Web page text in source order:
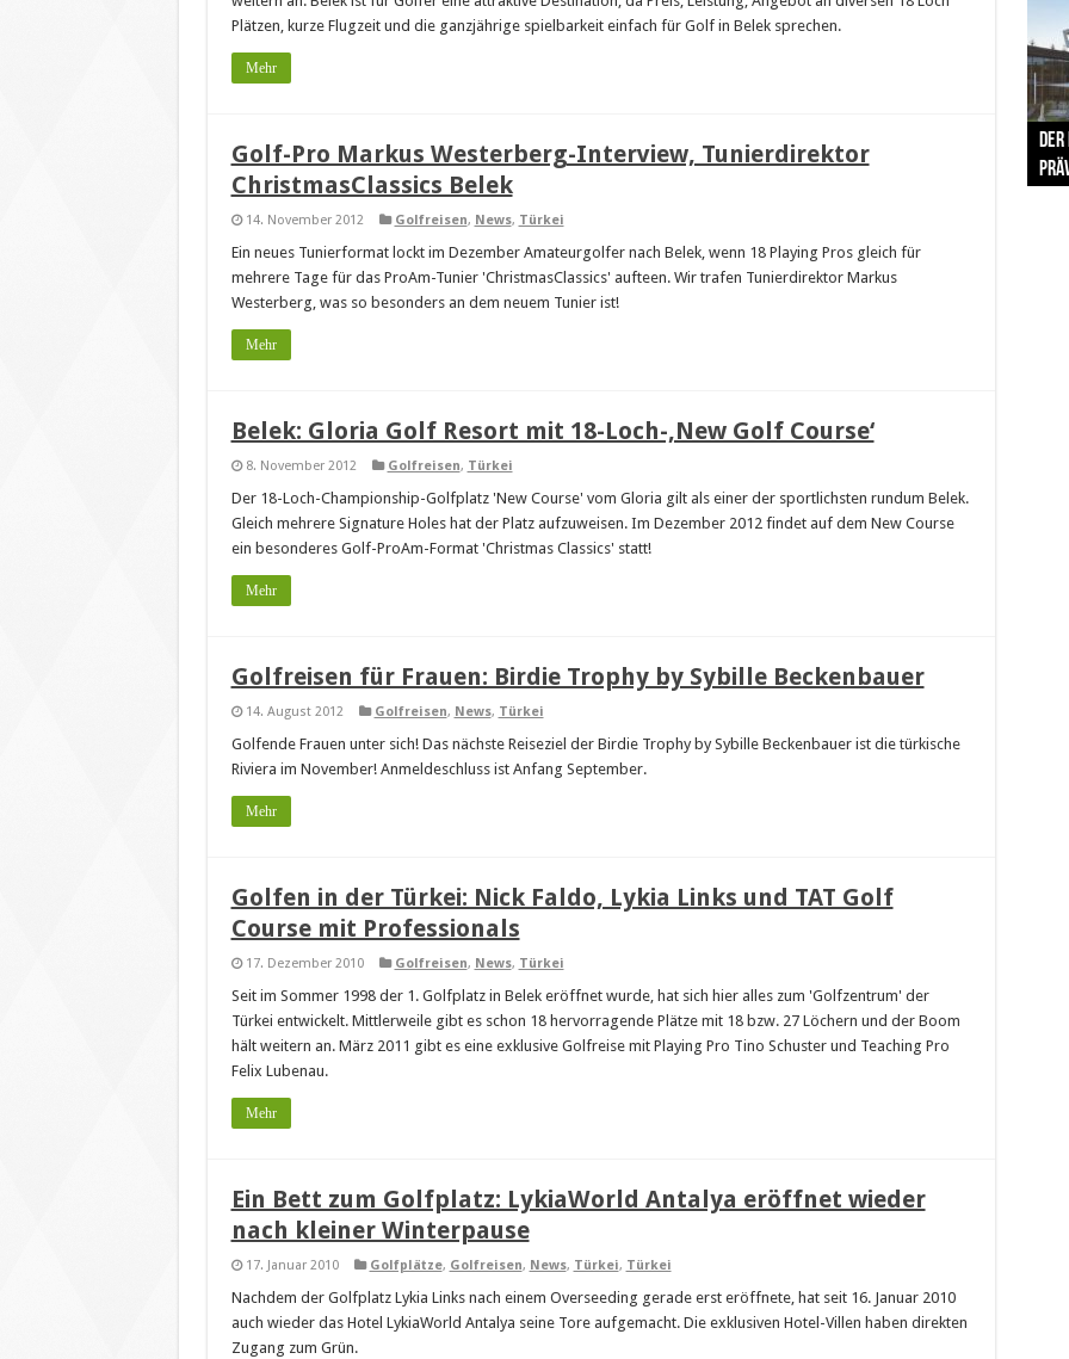
Plätzen, kurze Flugzeit und die ganzjährige spielbarkeit einfach für Golf in Belek sprechen.
Mehr
Golf-Pro Markus Westerberg-Interview, Tunierdirektor
ChristmasClassics Belek
14. November 2012 Golfreisen, News, Türkei
Ein neues Tunierformat lockt im Dezember Amateurgolfer nach Belek, wenn 18 Playing Pros gleich für
mehrere Tage für das ProAm-Tunier 'ChristmasClassics' aufteen. Wir trafen Tunierdirektor Markus
Westerberg, was so besonders an dem neuem Tunier ist!
Mehr
Belek: Gloria Golf Resort mit 18-Loch-‚New Golf Course‘
8. November 2012 Golfreisen, Türkei
Der 18-Loch-Championship-Golfplatz 'New Course' vom Gloria gilt als einer der sportlichsten rundum Belek.
Gleich mehrere Signature Holes hat der Platz aufzuweisen. Im Dezember 2012 findet auf dem New Course
ein besonderes Golf-ProAm-Format 'Christmas Classics' statt!
Mehr
Golfreisen für Frauen: Birdie Trophy by Sybille Beckenbauer
14. August 2012 Golfreisen, News, Türkei
Golfende Frauen unter sich! Das nächste Reiseziel der Birdie Trophy by Sybille Beckenbauer ist die türkische
Riviera im November! Anmeldeschluss ist Anfang September.
Mehr
Golfen in der Türkei: Nick Faldo, Lykia Links und TAT Golf
Course mit Professionals
17. Dezember 2010 Golfreisen, News, Türkei
Seit im Sommer 1998 der 1. Golfplatz in Belek eröffnet wurde, hat sich hier alles zum 'Golfzentrum' der
Türkei entwickelt. Mittlerweile gibt es schon 18 hervorragende Plätze mit 18 bzw. 27 Löchern und der Boom
hält weitern an. März 2011 gibt es eine exklusive Golfreise mit Playing Pro Tino Schuster und Teaching Pro
Felix Lubenau.
Mehr
Ein Bett zum Golfplatz: LykiaWorld Antalya eröffnet wieder
nach kleiner Winterpause
17. Januar 2010 Golfplätze, Golfreisen, News, Türkei, Türkei
Nachdem der Golfplatz Lykia Links nach einem Overseeding gerade erst eröffnete, hat seit 16. Januar 2010
auch wieder das Hotel LykiaWorld Antalya seine Tore aufgemacht. Die exklusiven Hotel-Villen haben direkten
Zugang zum Grün.
The